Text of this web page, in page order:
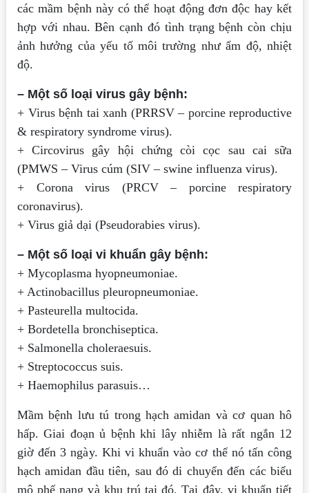
các mầm bệnh này có thể hoạt động đơn độc hay kết
hợp với nhau. Bên cạnh đó tình trạng bệnh còn chịu
ảnh hưởng của yếu tố môi trường như ẩm độ, nhiệt
độ.
– Một số loại virus gây bệnh:
+ Virus bệnh tai xanh (PRRSV – porcine reproductive
& respiratory syndrome virus).
+ Circovirus gây hội chứng còi cọc sau cai sữa
(PMWS – Virus cúm (SIV – swine influenza virus).
+ Corona virus (PRCV – porcine respiratory
coronavirus).
+ Virus giả dại (Pseudorabies virus).
– Một số loại vi khuẩn gây bệnh:
+ Mycoplasma hyopneumoniae.
+ Actinobacillus pleuropneumoniae.
+ Pasteurella multocida.
+ Bordetella bronchiseptica.
+ Salmonella choleraesuis.
+ Streptococcus suis.
+ Haemophilus parasuis…
Mầm bệnh lưu tú trong hạch amidan và cơ quan hô
hấp. Giai đoạn ủ bệnh khi lây nhiễm là rất ngắn 12
giờ đến 3 ngày. Khi vi khuẩn vào cơ thể nó tấn công
hạch amidan đầu tiên, sau đó di chuyển đến các biểu
mô phế nang và khu trú tại đó. Tại đây, vi khuẩn tiết